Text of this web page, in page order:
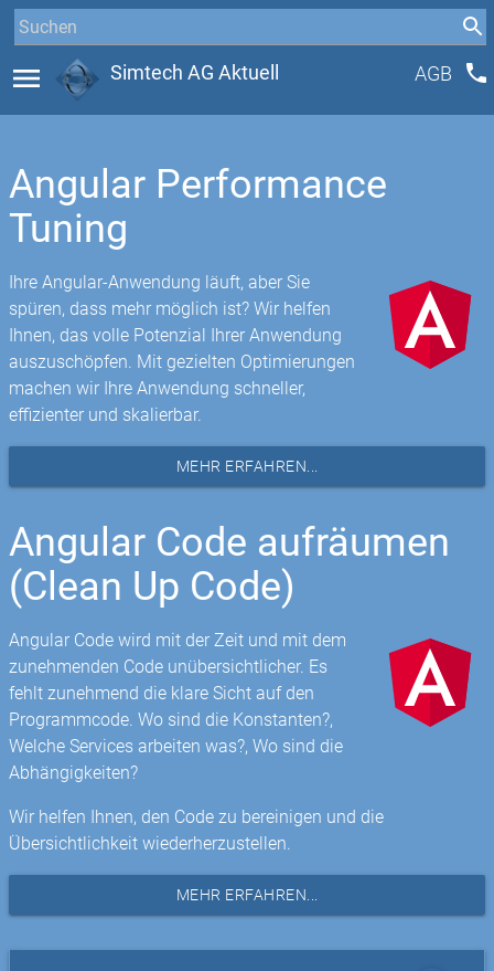
menu Simtech AG Aktuell AGB phone
Angular Performance
Tuning
Ihre Angular-Anwendung läuft, aber Sie
spüren, dass mehr möglich ist? Wir helfen
Ihnen, das volle Potenzial Ihrer Anwendung
auszuschöpfen. Mit gezielten Optimierungen
machen wir Ihre Anwendung schneller,
effizienter und skalierbar.
MEHR ERFAHREN...
Angular Code aufräumen
(Clean Up Code)
Angular Code wird mit der Zeit und mit dem
zunehmenden Code unübersichtlicher. Es
fehlt zunehmend die klare Sicht auf den
Programmcode. Wo sind die Konstanten?,
Welche Services arbeiten was?, Wo sind die
Abhängigkeiten?
Wir helfen Ihnen, den Code zu bereinigen und die
Übersichtlichkeit wiederherzustellen.
MEHR ERFAHREN...